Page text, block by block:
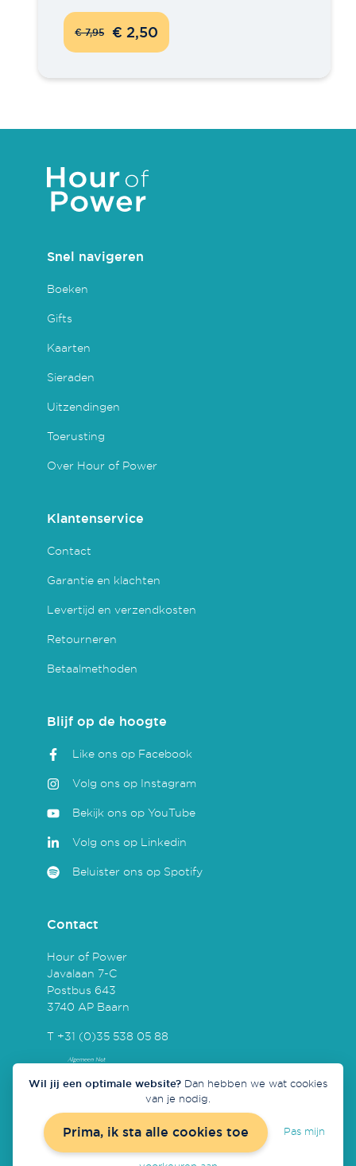
Overig
€ 7,95 € 2,50
Snel navigeren
Boeken
Gifts
Kaarten
Sieraden
Uitzendingen
Toerusting
Over Hour of Power
Klantenservice
Contact
Garantie en klachten
Levertijd en verzendkosten
Retourneren
Betaalmethoden
Blijf op de hoogte
Like ons op Facebook
Volg ons op Instagram
Bekijk ons op YouTube
Volg ons op Linkedin
Beluister ons op Spotify
Contact
Hour of Power
Javalaan 7-C
Postbus 643
3740 AP Baarn
T +31 (0)35 538 05 88
Wil jij een optimale website? Dan hebben we wat cookies
van je nodig.
Prima, ik sta alle cookies toe Pas mijn